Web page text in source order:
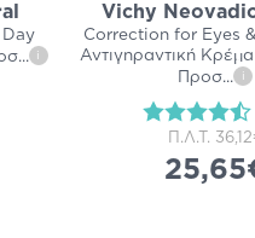
... i
Vichy
Correction for Eyes
Αντιγηραντική
Προσ... i
Π.Λ.Τ.